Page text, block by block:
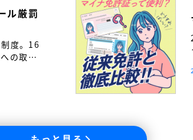
ル厳罰
度。16
の取り
。免許取